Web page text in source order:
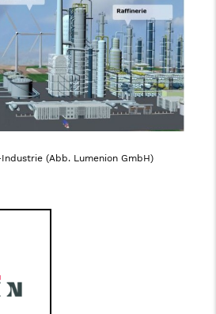
(Abb. Lumenion GmbH)